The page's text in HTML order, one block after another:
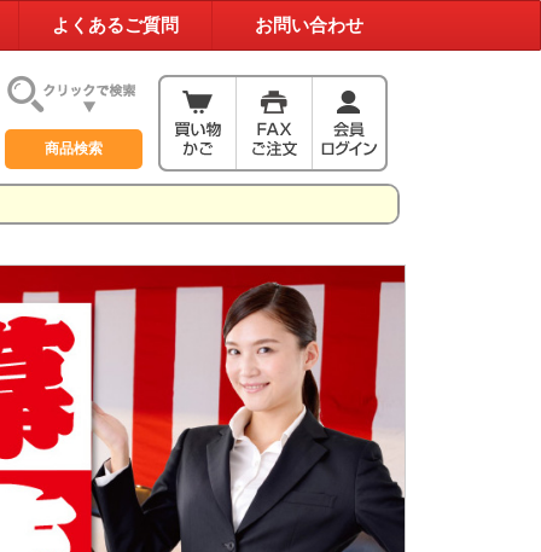
よくあるご質問 お問い合わせ